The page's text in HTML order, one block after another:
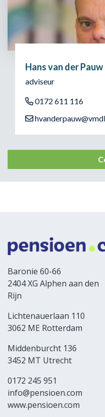
Hans van der Pauw
adviseur
0172 611 116
Baronie 60-66
2404 XG Alphen aan den
Rijn
Lichtenauerlaan 110
3062 ME Rotterdam
Middenburcht 136
3452 MT Utrecht
0172 245 951
info@pensioen.com
www.pensioen.com